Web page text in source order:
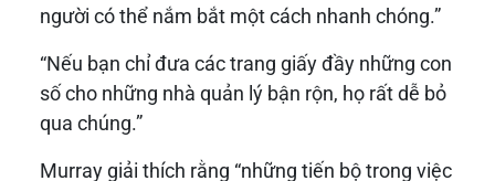
người có thể nắm bắt một cách nhanh chóng.”
“Nếu bạn chỉ đưa các trang giấy đầy những con
số cho những nhà quản lý bận rộn, họ rất dễ bỏ
qua chúng.”
Murray giải thích rằng “những tiến bộ trong việc